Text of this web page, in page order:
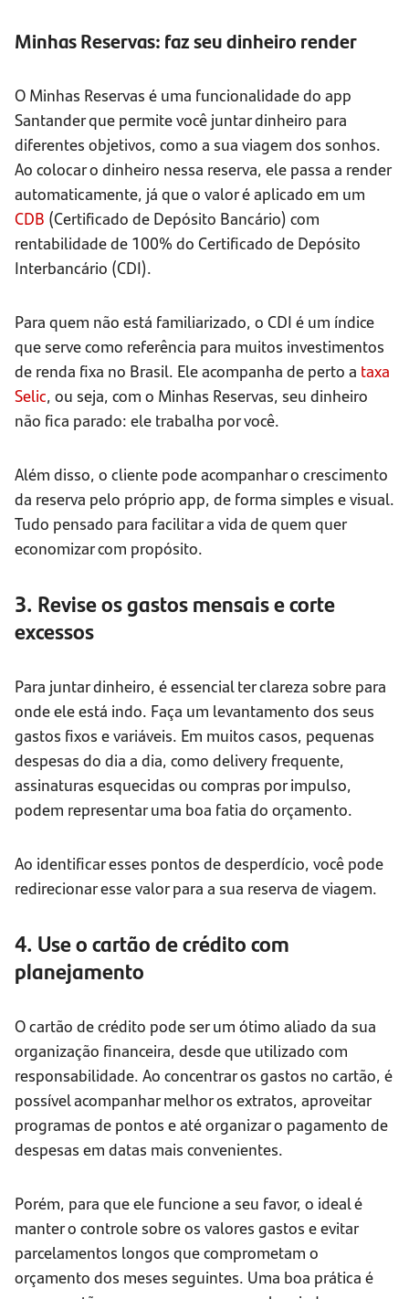
Minhas Reservas: faz seu dinheiro render
O Minhas Reservas é uma funcionalidade do app
Santander que permite você juntar dinheiro para
diferentes objetivos, como a sua viagem dos sonhos.
Ao colocar o dinheiro nessa reserva, ele passa a render
automaticamente, já que o valor é aplicado em um
CDB (Certificado de Depósito Bancário) com
rentabilidade de 100% do Certificado de Depósito
Interbancário (CDI).
Para quem não está familiarizado, o CDI é um índice
que serve como referência para muitos investimentos
de renda fixa no Brasil. Ele acompanha de perto a taxa
Selic, ou seja, com o Minhas Reservas, seu dinheiro
não fica parado: ele trabalha por você.
Além disso, o cliente pode acompanhar o crescimento
da reserva pelo próprio app, de forma simples e visual.
Tudo pensado para facilitar a vida de quem quer
economizar com propósito.
3. Revise os gastos mensais e corte
excessos
Para juntar dinheiro, é essencial ter clareza sobre para
onde ele está indo. Faça um levantamento dos seus
gastos fixos e variáveis. Em muitos casos, pequenas
despesas do dia a dia, como delivery frequente,
assinaturas esquecidas ou compras por impulso,
podem representar uma boa fatia do orçamento.
Ao identificar esses pontos de desperdício, você pode
redirecionar esse valor para a sua reserva de viagem.
4. Use o cartão de crédito com
planejamento
O cartão de crédito pode ser um ótimo aliado da sua
organização financeira, desde que utilizado com
responsabilidade. Ao concentrar os gastos no cartão, é
possível acompanhar melhor os extratos, aproveitar
programas de pontos e até organizar o pagamento de
despesas em datas mais convenientes.
Porém, para que ele funcione a seu favor, o ideal é
manter o controle sobre os valores gastos e evitar
parcelamentos longos que comprometam o
orçamento dos meses seguintes. Uma boa prática é